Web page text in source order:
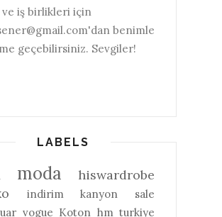
iş birlikleri için
benimle
geçebilirsiniz. Sevgiler!
LABELS
moda
hiswardrobe
indirim kanyon
sale
vogue Koton hm turkiye